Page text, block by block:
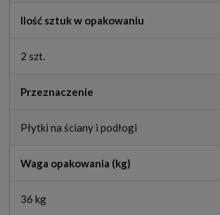
Ilość sztuk w opakowaniu
2 szt.
Przeznaczenie
Płytki na ściany i podłogi
Waga opakowania (kg)
36 kg